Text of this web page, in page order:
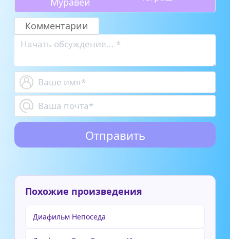
Комментарии
Похожие произведения
Диафильм Непоседа